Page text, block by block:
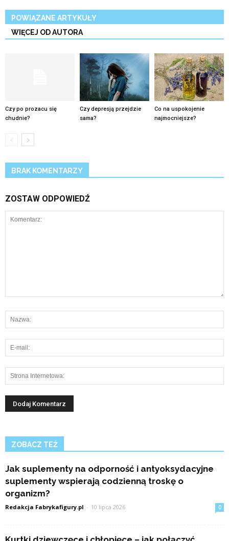
POWIĄZANE ARTYKUŁY
WIĘCEJ OD AUTORA
Czy po prozacu się
chudnie?
Czy depresją przejdzie
sama?
Co na uspokojenie
najmocniejsze?
BRAK KOMENTARZY
ZOSTAW ODPOWIEDŹ
ZOBACZ TEŻ
Jak suplementy na odporność i antyoksydacyjne
suplementy wspierają codzienną troskę o
organizm?
Redakcja Fabrykafigury.pl - 10 lipca 2026 0